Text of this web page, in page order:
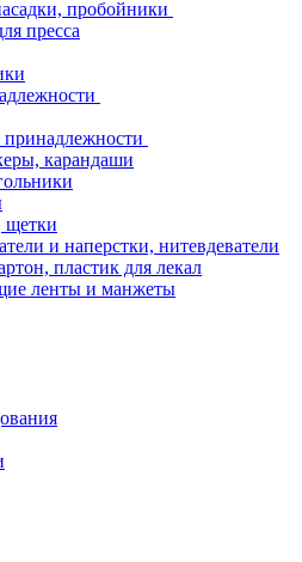
пробойники
пресса
карандаши
и наперстки, нитевдеватели
пластик для лекал
ленты и манжеты